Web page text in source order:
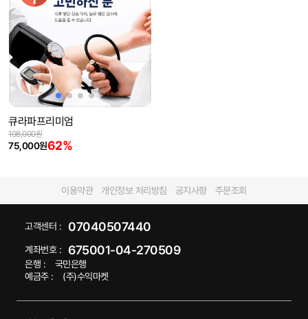
큐라파프리미엄
75,000원62%
198,000원
이용약관 개인정보 처리방침 공지사항 주문조회
고객센터 : 07040507440
계좌번호 : 675001-04-270509
은행 :
국민은행
예금주 :
(주)수익마켓